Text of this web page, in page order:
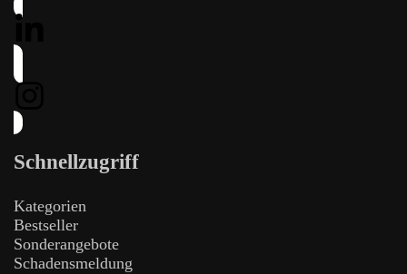
Schnellzugriff
Kategorien
Bestseller
Sonderangebote
Schadensmeldung